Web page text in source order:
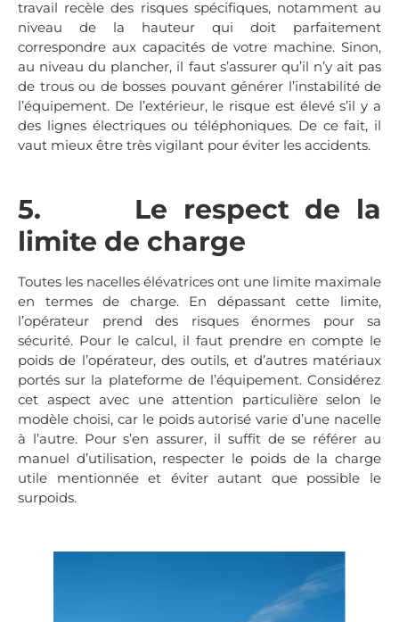
travail recèle des risques spécifiques, notamment au
niveau de la hauteur qui doit parfaitement
correspondre aux capacités de votre machine. Sinon,
au niveau du plancher, il faut s’assurer qu’il n’y ait pas
de trous ou de bosses pouvant générer l’instabilité de
l’équipement. De l’extérieur, le risque est élevé s’il y a
des lignes électriques ou téléphoniques. De ce fait, il
vaut mieux être très vigilant pour éviter les accidents.
5. Le respect de la
limite de charge
Toutes les nacelles élévatrices ont une limite maximale
en termes de charge. En dépassant cette limite,
l’opérateur prend des risques énormes pour sa
sécurité. Pour le calcul, il faut prendre en compte le
poids de l’opérateur, des outils, et d’autres matériaux
portés sur la plateforme de l’équipement. Considérez
cet aspect avec une attention particulière selon le
modèle choisi, car le poids autorisé varie d’une nacelle
à l’autre. Pour s’en assurer, il suffit de se référer au
manuel d’utilisation, respecter le poids de la charge
utile mentionnée et éviter autant que possible le
surpoids.